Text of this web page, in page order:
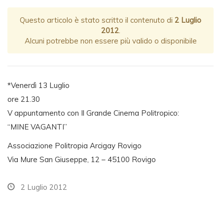
Questo articolo è stato scritto il contenuto di 2 Luglio
2012.
Alcuni potrebbe non essere più valido o disponibile
*Venerdì 13 Luglio
ore 21.30
V appuntamento con Il Grande Cinema Politropico:
“MINE VAGANTI”
Associazione Politropia Arcigay Rovigo
Via Mure San Giuseppe, 12 – 45100 Rovigo
2 Luglio 2012